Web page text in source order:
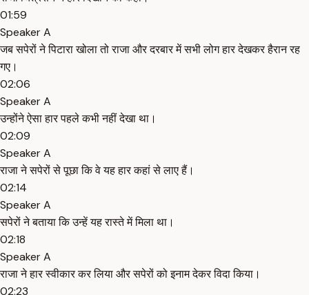
01:59
Speaker A
जब सपेरों ने पिटारा खोला तो राजा और दरबार में सभी लोग हार देखकर हैरान रह
गए।
02:06
Speaker A
उन्होंने ऐसा हार पहले कभी नहीं देखा था।
02:09
Speaker A
राजा ने सपेरों से पूछा कि वे यह हार कहां से लाए हैं।
02:14
Speaker A
सपेरों ने बताया कि उन्हें यह रास्ते में मिला था।
02:18
Speaker A
राजा ने हार स्वीकार कर लिया और सपेरों को इनाम देकर विदा किया।
02:23